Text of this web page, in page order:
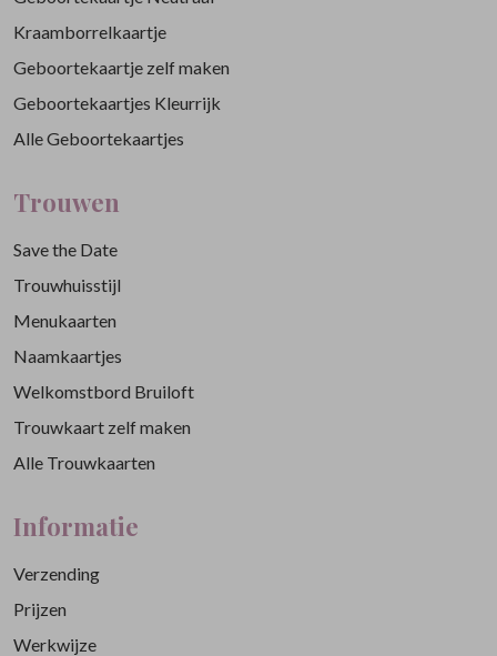
Kraamborrelkaartje
Geboortekaartje zelf maken
Geboortekaartjes Kleurrijk
Alle Geboortekaartjes
Trouwen
Save the Date
Trouwhuisstijl
Menukaarten
Naamkaartjes
Welkomstbord Bruiloft
Trouwkaart zelf maken
Alle Trouwkaarten
Informatie
Verzending
Prijzen
Werkwijze